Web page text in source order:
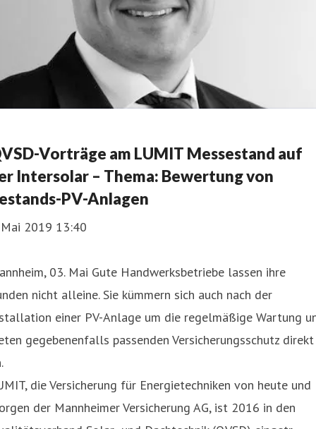
Vorträge am LUMIT Messestand auf
Intersolar – Thema: Bewertung von
PV-Anlagen
2019 13:40
03. Mai Gute Handwerksbetriebe lassen ihre
nicht alleine. Sie kümmern sich auch nach der
einer PV-Anlage um die regelmäßige Wartung
gegebenenfalls passenden Versicherungsschutz direkt
die Versicherung für Energietechniken von heute und
der Mannheimer Versicherung AG, ist 2016 in den